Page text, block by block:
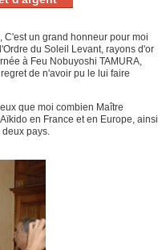
C'est un grand honneur pour moi
du Soleil Levant, rayons d'or
à Feu Nobuyoshi TAMURA,
de n'avoir pu le lui faire
que moi combien Maître
en France et en Europe, ainsi
pays.